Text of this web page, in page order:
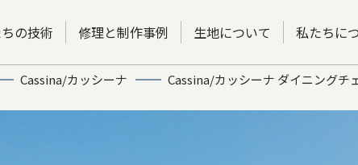
の技術 修理と制作事例 生地について 私たちに
Cassina/カッシーナ Cassina/カッシーナ ダイニングチ